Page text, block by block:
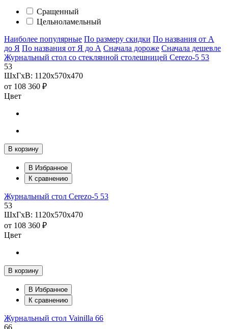
Сращенный
Цельноламельный
Наиболее популярные По размеру скидки По названия от А
до Я По названия от Я до А Сначала дороже Сначала дешевле
Журнальный стол со стеклянной столешницей Cerezo-5 53
53
ШхГхВ: 1120х570х470
от 108 360 ₽
Цвет
В корзину
В Избранное
К сравнению
Журнальный стол Cerezo-5 53
53
ШхГхВ: 1120х570х470
от 108 360 ₽
Цвет
В корзину
В Избранное
К сравнению
Журнальный стол Vainilla 66